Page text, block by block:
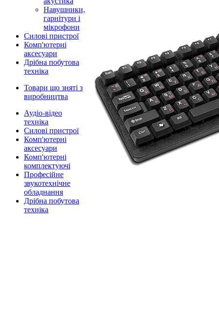
Навушники,
гарнітури і
мікрофони
Силові пристрої
Комп'ютерні
аксесуари
Дрібна побутова
техніка
Товари що зняті з
виробництва
Аудіо-відео
техніка
Силові пристрої
Комп'ютерні
аксесуари
Комп'ютерні
комплектуючі
Професійне
звукотехнічне
обладнання
Дрібна побутова
техніка